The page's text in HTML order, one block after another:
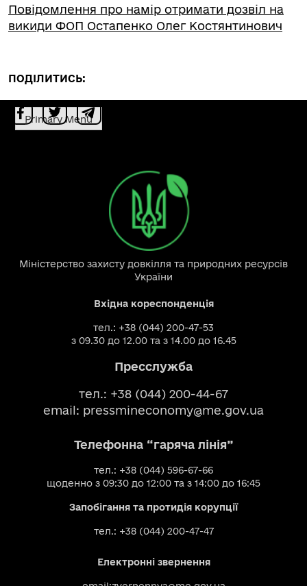
Повідомлення про намір отримати дозвіл на
викиди ФОП Остапенко Олег Костянтинович
ПОДІЛИТИСЬ:
Primary Menu
Міністерство захисту довкілля та природних ресурсів
України
Вхідна кореспонденція
тел.: +38 (044) 200-47-53
з 09.30 до 12.00 та з 14.00 до 16.45
Пресслужба
тел.: +38 (044) 200-44-67
email: pressmineconomy@me.gov.ua
Телефонна “гаряча лінія”
тел.: +38 (044) 596-67-66
щоденно з 09:30 до 12:00 та з 14:00 до 16:45
Запобігання та протидія корупції
тел.: +38 (044) 200-47-47
Електронні звернення